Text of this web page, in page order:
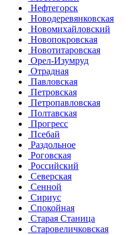
Нефтегорск
Новодеревянковская
Новомихайловский
Новопокровская
Новотитаровская
Орел-Изумруд
Отрадная
Павловская
Петровская
Петропавловская
Полтавская
Прогресс
Псебай
Раздольное
Роговская
Российский
Северская
Сенной
Сириус
Спокойная
Старая Станица
Старовеличковская